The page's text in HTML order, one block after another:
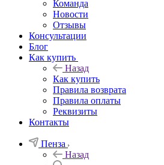
Команда
Новости
Отзывы
Консультации
Блог
Как купить
Назад
Как купить
Правила возврата
Правила оплаты
Реквизиты
Контакты
Пенза
Назад